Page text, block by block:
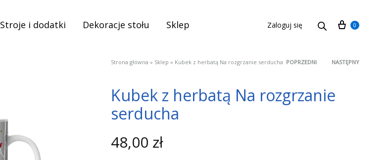
Stroje i dodatki Dekoracje stołu Sklep Zaloguj się Cart
0
Strona główna » Sklep » Kubek z herbatą Na rozgrzanie serducha Product
navigation
POPRZEDNI NASTĘPNY
Kubek z herbatą Na rozgrzanie
serducha
48,00 zł